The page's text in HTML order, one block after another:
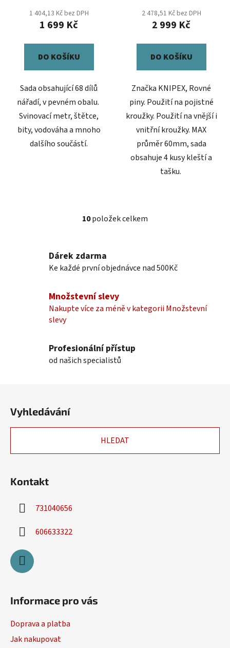
1 404,13 Kč bez DPH
1 699 Kč
DO KOŠÍKU
Sada obsahující 68 dílů
nářadí, v pevném obalu.
Svinovací metr, štětce,
bity, vodováha a mnoho
dalšího součástí.
2 478,51 Kč bez DPH
2 999 Kč
DO KOŠÍKU
Značka KNIPEX, Rovné
piny. Použití na pojistné
kroužky. Použití na vnější i
vnitřní kroužky. MAX
průměr 60mm, sada
obsahuje 4 kusy kleští a
tašku.
O
d
í
p
k
y
u
10položek celkem
Dárek zdarma
Ke každé první objednávce nad 500Kč
Množstevní slevy
Nakupte více za méně v kategorii Množstevní
slevy
Profesionální přístup
od našich specialistů
Vyhledávání
HLEDAT
Kontakt
731040656
606633322
Informace pro vás
Doprava a platba
Jak nakupovat